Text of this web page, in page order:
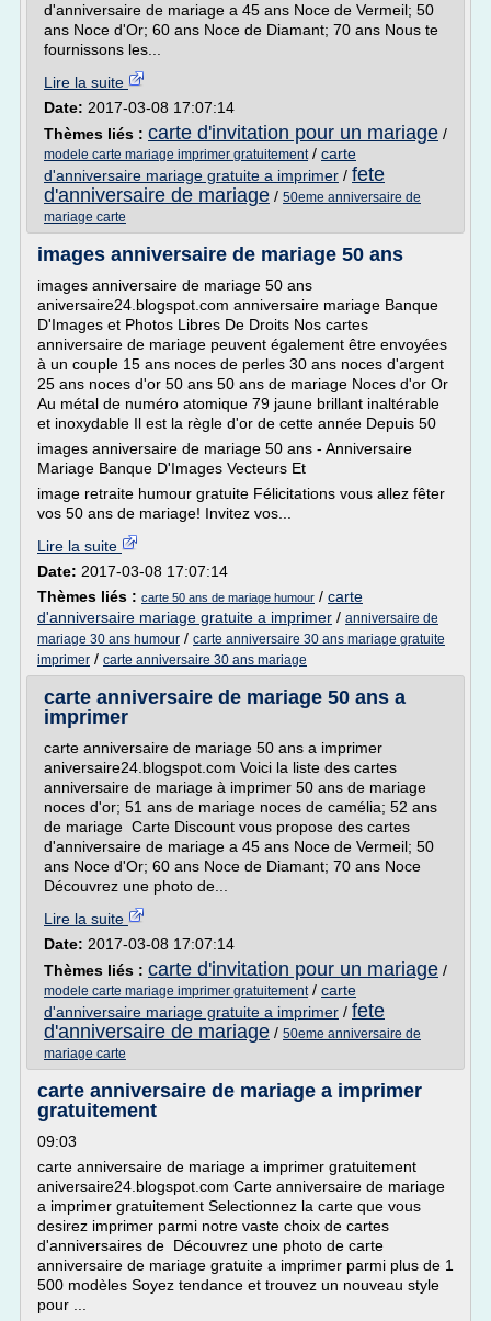
d'anniversaire de mariage a 45 ans Noce de Vermeil; 50
ans Noce d'Or; 60 ans Noce de Diamant; 70 ans Nous te
fournissons les...
Lire la suite
Date: 2017-03-08 17:07:14
Thèmes liés : carte d'invitation pour un mariage /
modele carte mariage imprimer gratuitement/ carte
d'anniversaire mariage gratuite a imprimer / fete
d'anniversaire de mariage / 50eme anniversaire de
mariage carte
images anniversaire de mariage 50 ans
images anniversaire de mariage 50 ans
aniversaire24.blogspot.com anniversaire mariage Banque
D'Images et Photos Libres De Droits Nos cartes
anniversaire de mariage peuvent également être envoyées
à un couple 15 ans noces de perles 30 ans noces d'argent
25 ans noces d'or 50 ans 50 ans de mariage Noces d'or Or
Au métal de numéro atomique 79 jaune brillant inaltérable
et inoxydable Il est la règle d'or de cette année Depuis 50
images anniversaire de mariage 50 ans - Anniversaire
Mariage Banque D'Images Vecteurs Et
image retraite humour gratuite Félicitations vous allez fêter
vos 50 ans de mariage! Invitez vos...
Lire la suite
Date: 2017-03-08 17:07:14
Thèmes liés : carte 50 ans de mariage humour / carte
d'anniversaire mariage gratuite a imprimer / anniversaire de
mariage 30 ans humour / carte anniversaire 30 ans mariage gratuite
imprimer / carte anniversaire 30 ans mariage
carte anniversaire de mariage 50 ans a
imprimer
carte anniversaire de mariage 50 ans a imprimer
aniversaire24.blogspot.com Voici la liste des cartes
anniversaire de mariage à imprimer 50 ans de mariage
noces d'or; 51 ans de mariage noces de camélia; 52 ans
de mariage Carte Discount vous propose des cartes
d'anniversaire de mariage a 45 ans Noce de Vermeil; 50
ans Noce d'Or; 60 ans Noce de Diamant; 70 ans Noce
Découvrez une photo de...
Lire la suite
Date: 2017-03-08 17:07:14
Thèmes liés : carte d'invitation pour un mariage /
modele carte mariage imprimer gratuitement/ carte
d'anniversaire mariage gratuite a imprimer / fete
d'anniversaire de mariage / 50eme anniversaire de
mariage carte
carte anniversaire de mariage a imprimer
gratuitement
09:03
carte anniversaire de mariage a imprimer gratuitement
aniversaire24.blogspot.com Carte anniversaire de mariage
a imprimer gratuitement Selectionnez la carte que vous
desirez imprimer parmi notre vaste choix de cartes
d'anniversaires de Découvrez une photo de carte
anniversaire de mariage gratuite a imprimer parmi plus de 1
500 modèles Soyez tendance et trouvez un nouveau style
pour ...